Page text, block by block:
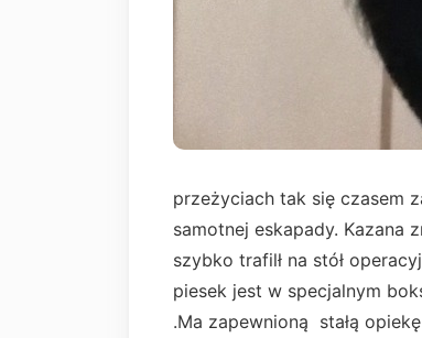
przeżyciach tak się czasem
samotnej eskapady. Kazana
szybko trafilł na stół
piesek jest w specjalnym
.Ma zapewnioną stałą